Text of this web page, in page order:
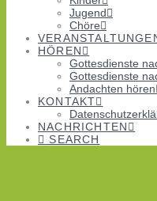
Jugend
Chöre
HÖREN
Gottesdienste
Gottesdienste
Andachten hören
KONTAKT
NACHRICHTEN
SEARCH